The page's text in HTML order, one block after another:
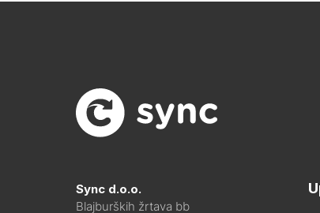
Sync d.o.o.
Blajburških žrtava bb